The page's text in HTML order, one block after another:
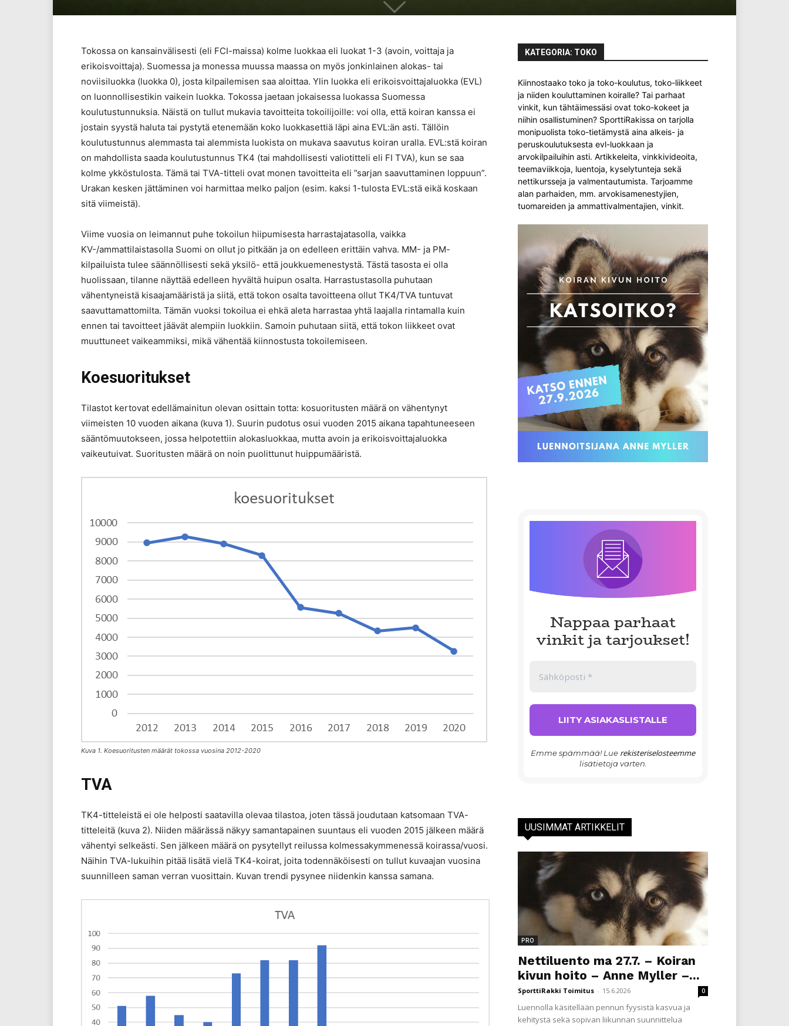
Tokossa on kansainvälisesti (eli FCI-maissa) kolme luokkaa eli luokat 1-3 (avoin, voittaja ja
erikoisvoittaja). Suomessa ja monessa muussa maassa on myös jonkinlainen alokas- tai
noviisiluokka (luokka 0), josta kilpailemisen saa aloittaa. Ylin luokka eli erikoisvoittajaluokka (EVL)
on luonnollisestikin vaikein luokka. Tokossa jaetaan jokaisessa luokassa Suomessa
koulutustunnuksia. Näistä on tullut mukavia tavoitteita tokoilijoille: voi olla, että koiran kanssa ei
jostain syystä haluta tai pystytä etenemään koko luokkasettiä läpi aina EVL:än asti. Tällöin
koulutustunnus alemmasta tai alemmista luokista on mukava saavutus koiran uralla. EVL:stä koiran
on mahdollista saada koulutustunnus TK4 (tai mahdollisesti valiotitteli eli FI TVA), kun se saa
kolme ykköstulosta. Tämä tai TVA-titteli ovat monen tavoitteita eli ”sarjan saavuttaminen loppuun”.
Urakan kesken jättäminen voi harmittaa melko paljon (esim. kaksi 1-tulosta EVL:stä eikä koskaan
sitä viimeistä).
Viime vuosia on leimannut puhe tokoilun hiipumisesta harrastajatasolla, vaikka
KV-/ammattilaistasolla Suomi on ollut jo pitkään ja on edelleen erittäin vahva. MM- ja PM-
kilpailuista tulee säännöllisesti sekä yksilö- että joukkuemenestystä. Tästä tasosta ei olla
huolissaan, tilanne näyttää edelleen hyvältä huipun osalta. Harrastustasolla puhutaan
vähentyneistä kisaajamääristä ja siitä, että tokon osalta tavoitteena ollut TK4/TVA tuntuvat
saavuttamattomilta. Tämän vuoksi tokoilua ei ehkä aleta harrastaa yhtä laajalla rintamalla kuin
ennen tai tavoitteet jäävät alempiin luokkiin. Samoin puhutaan siitä, että tokon liikkeet ovat
muuttuneet vaikeammiksi, mikä vähentää kiinnostusta tokoilemiseen.
Koesuoritukset
Tilastot kertovat edellämainitun olevan osittain totta: kosuoritusten määrä on vähentynyt
viimeisten 10 vuoden aikana (kuva 1). Suurin pudotus osui vuoden 2015 aikana tapahtuneeseen
sääntömuutokseen, jossa helpotettiin alokasluokkaa, mutta avoin ja erikoisvoittajaluokka
vaikeutuivat. Suoritusten määrä on noin puolittunut huippumääristä.
Kuva 1. Koesuoritusten määrät tokossa vuosina 2012-2020
TVA
TK4-titteleistä ei ole helposti saatavilla olevaa tilastoa, joten tässä joudutaan katsomaan TVA-
titteleitä (kuva 2). Niiden määrässä näkyy samantapainen suuntaus eli vuoden 2015 jälkeen määrä
vähentyi selkeästi. Sen jälkeen määrä on pysytellyt reilussa kolmessakymmenessä koirassa/vuosi.
Näihin TVA-lukuihin pitää lisätä vielä TK4-koirat, joita todennäköisesti on tullut kuvaajan vuosina
suunnilleen saman verran vuosittain. Kuvan trendi pysynee niidenkin kanssa samana.
KATEGORIA: TOKO
Kiinnostaako toko ja toko-koulutus, toko-liikkeet
ja niiden kouluttaminen koiralle? Tai parhaat
vinkit, kun tähtäimessäsi ovat toko-kokeet ja
niihin osallistuminen? SporttiRakissa on tarjolla
monipuolista toko-tietämystä aina alkeis- ja
peruskoulutuksesta evl-luokkaan ja
arvokilpailuihin asti. Artikkeleita, vinkkivideoita,
teemaviikkoja, luentoja, kyselytunteja sekä
nettikursseja ja valmentautumista. Tarjoamme
alan parhaiden, mm. arvokisamenestyjien,
tuomareiden ja ammattivalmentajien, vinkit.
Nappaa parhaat
vinkit ja tarjoukset!
Emme spämmää! Lue rekisteriselosteemme
lisätietoja varten.
UUSIMMAT ARTIKKELIT
PRO
Nettiluento ma 27.7. – Koiran
kivun hoito – Anne Myller –...
SporttiRakki Toimitus - 15.6.2026 0
Luennolla käsitellään pennun fyysistä kasvua ja
kehitystä sekä sopivan liikunnan suunnittelua